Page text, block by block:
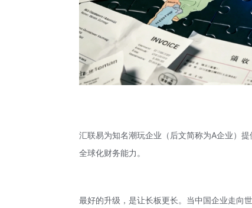
汇联易为知名潮玩企业（后文简称为A企业）
全球化财务能力。
最好的升级，是让长板更长。当中国企业走向